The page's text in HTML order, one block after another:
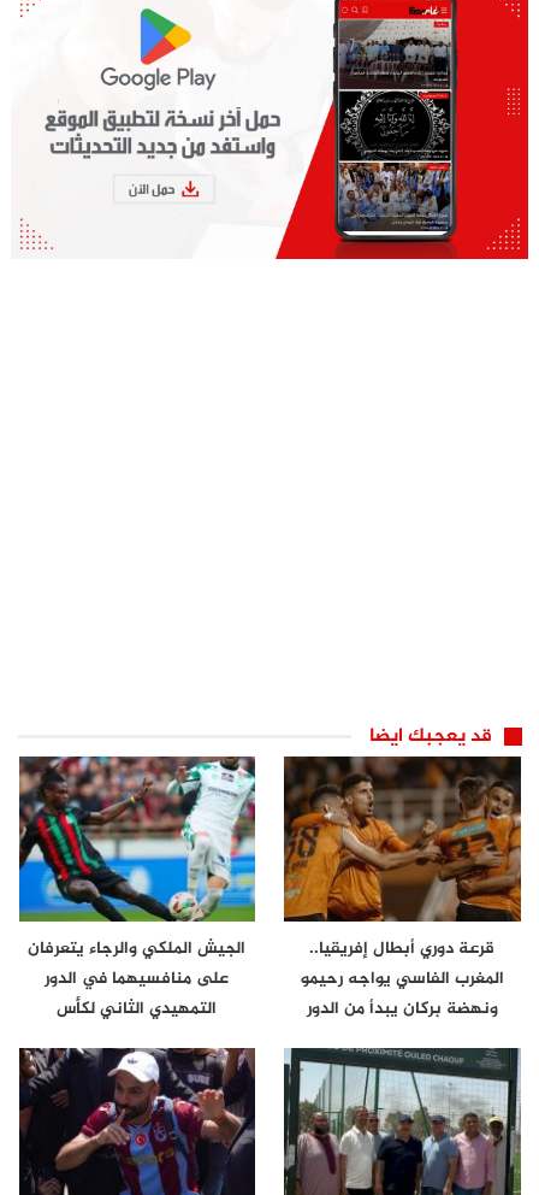
قد يعجبك ايضا
قرعة دوري أبطال إفريقيا..
المغرب الفاسي يواجه رحيمو
ونهضة بركان يبدأ من الدور
الجيش الملكي والرجاء يتعرفان
على منافسيهما في الدور
التمهيدي الثاني لكأس